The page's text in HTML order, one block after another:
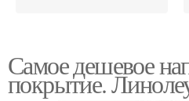
Идеи для покрытия
Самое дешевое
покрытие.